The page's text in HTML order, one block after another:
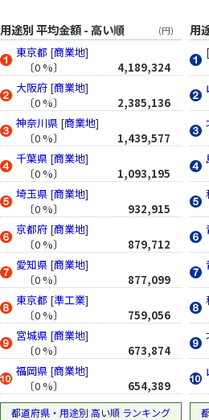
用途別 平均金額 - 高い順 (円)
東京都 [商業地]
〔0 %〕
4,189,324
大阪府 [商業地]
〔0 %〕
2,385,136
神奈川県 [商業地]
〔0 %〕
1,439,577
千葉県 [商業地]
〔0 %〕
1,093,195
埼玉県 [商業地]
〔0 %〕
932,915
京都府 [商業地]
〔0 %〕
879,712
愛知県 [商業地]
〔0 %〕
877,099
東京都 [準工業]
〔0 %〕
759,056
宮城県 [商業地]
〔0 %〕
673,874
福岡県 [商業地]
〔0 %〕
654,389
都道府県・用途別 高い順 ランキング
用
[